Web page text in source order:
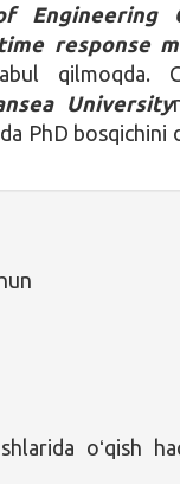
Engineering
response
qilmoqda.
University
PhD bosqichini
oʻqish